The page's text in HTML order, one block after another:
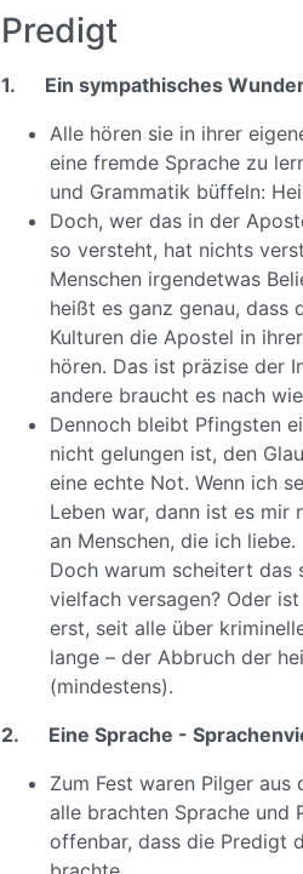
Predigt
1. Ein sympathisches
Alle hören sie in ihrer
eine fremde Sprache zu
und Grammatik büffeln:
Doch, wer das in der
so versteht, hat nichts
Menschen irgendetwas
heißt es ganz genau, dass
Kulturen die Apostel in
hören. Das ist präzise der
andere braucht es nach
Dennoch bleibt Pfingsten
nicht gelungen ist, den
eine echte Not. Wenn ich
Leben war, dann ist es
an Menschen, die ich liebe.
Doch warum scheitert das
vielfach versagen? Oder
erst, seit alle über
lange – der Abbruch der
(mindestens).
2. Eine Sprache -
Zum Fest waren Pilger
alle brachten Sprache und
offenbar, dass die Predigt